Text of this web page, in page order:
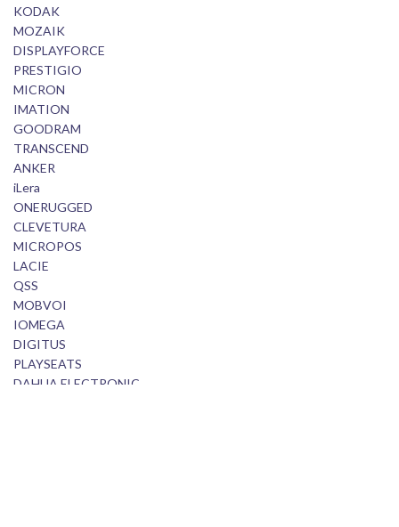
KODAK
MOZAIK
DISPLAYFORCE
PRESTIGIO
MICRON
IMATION
GOODRAM
TRANSCEND
ANKER
iLera
ONERUGGED
CLEVETURA
MICROPOS
LACIE
QSS
MOBVOI
IOMEGA
DIGITUS
PLAYSEATS
DAHUA ELECTRONIC